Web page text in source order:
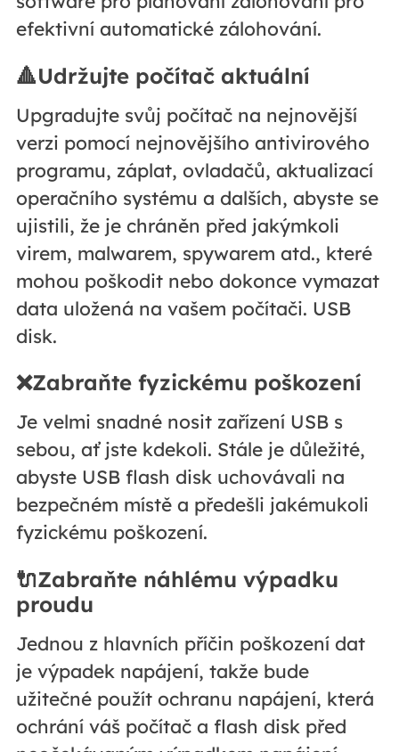
efektivní automatické zálohování.
🔺Udržujte počítač aktuální
Upgradujte svůj počítač na nejnovější
verzi pomocí nejnovějšího antivirového
programu, záplat, ovladačů, aktualizací
operačního systému a dalších, abyste se
ujistili, že je chráněn před jakýmkoli
virem, malwarem, spywarem atd., které
mohou poškodit nebo dokonce vymazat
data uložená na vašem počítači. USB
disk.
❌Zabraňte fyzickému poškození
Je velmi snadné nosit zařízení USB s
sebou, ať jste kdekoli. Stále je důležité,
abyste USB flash disk uchovávali na
bezpečném místě a předešli jakémukoli
fyzickému poškození.
🔌Zabraňte náhlému výpadku
proudu
Jednou z hlavních příčin poškození dat
je výpadek napájení, takže bude
užitečné použít ochranu napájení, která
ochrání váš počítač a flash disk před